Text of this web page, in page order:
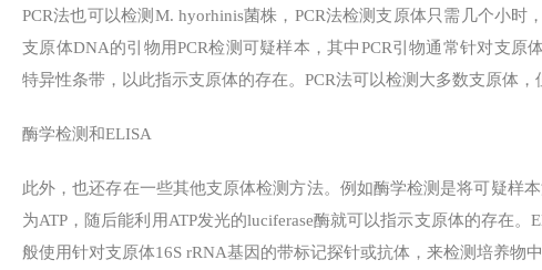
PCR法也可以检测M. hyorhinis菌株，PCR法检测支原体只需几个小
支原体DNA的引物用PCR检测可疑样本，其中PCR引物通常针对支
特异性条带，以此指示支原体的存在。PCR法可以检测大多数支原体
酶学检测和ELISA
此外，也还存在一些其他支原体检测方法。例如酶学检测是将可疑样
为ATP，随后能利用ATP发光的luciferase酶就可以指示支原体的存在
般使用针对支原体16S rRNA基因的带标记探针或抗体，来检测培养物